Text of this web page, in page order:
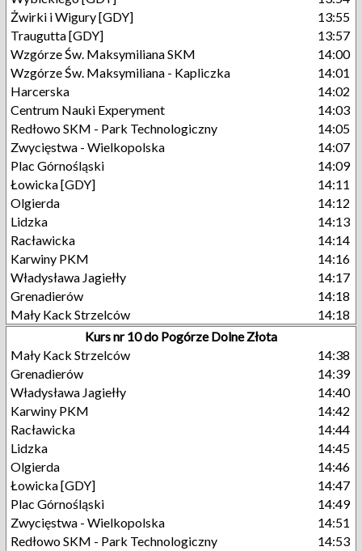
Żwirki i Wigury [GDY]
13:55
Traugutta [GDY]
13:57
Wzgórze Św. Maksymiliana SKM
14:00
Wzgórze Św. Maksymiliana - Kapliczka
14:01
Harcerska
14:02
Centrum Nauki Experyment
14:03
Redłowo SKM - Park Technologiczny
14:05
Zwycięstwa - Wielkopolska
14:07
Plac Górnośląski
14:09
Łowicka [GDY]
14:11
Olgierda
14:12
Lidzka
14:13
Racławicka
14:14
Karwiny PKM
14:16
Władysława Jagiełły
14:17
Grenadierów
14:18
Mały Kack Strzelców
14:18
Kurs nr 10 do Pogórze Dolne Złota
Mały Kack Strzelców
14:38
Grenadierów
14:39
Władysława Jagiełły
14:40
Karwiny PKM
14:42
Racławicka
14:44
Lidzka
14:45
Olgierda
14:46
Łowicka [GDY]
14:47
Plac Górnośląski
14:49
Zwycięstwa - Wielkopolska
14:51
Redłowo SKM - Park Technologiczny
14:53